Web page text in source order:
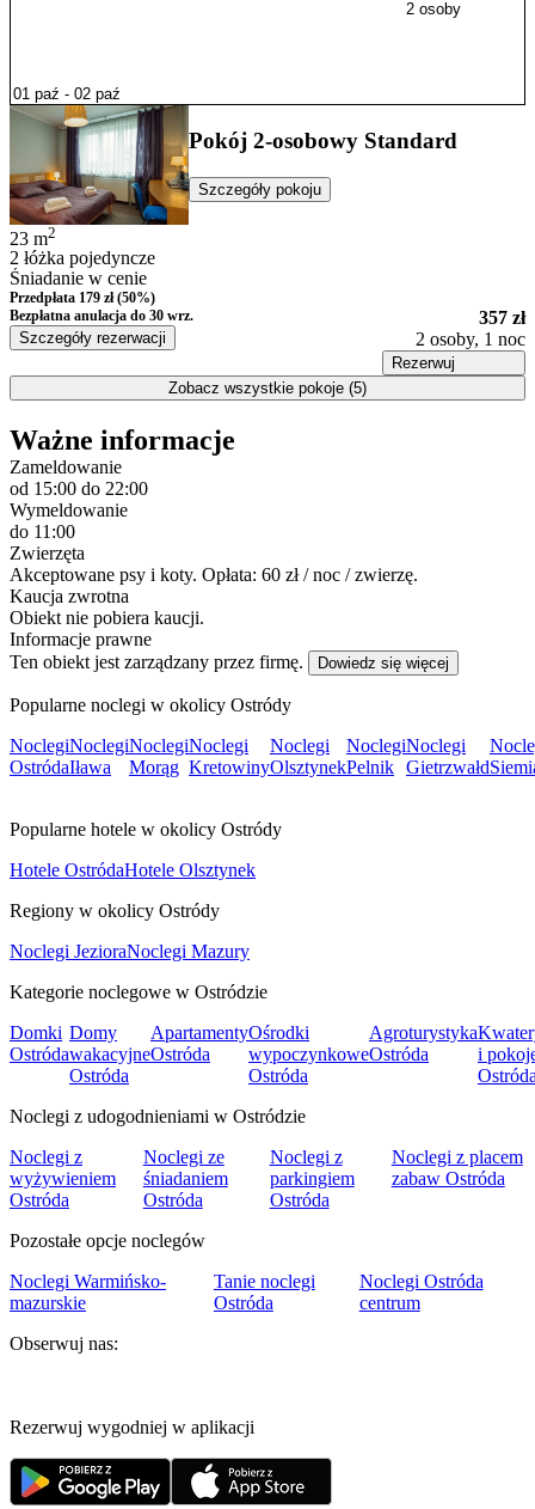
2 osoby
Pokój 2-osobowy Standard
Szczegóły pokoju
23 m2
2 łóżka pojedyncze
Śniadanie w cenie
Przedpłata 179 zł (50%)
Bezpłatna anulacja do 30 wrz.
Szczegóły rezerwacji
357 zł
2 osoby, 1 noc
Rezerwuj
Zobacz wszystkie pokoje (5)
Ważne informacje
Zameldowanie
od 15:00 do 22:00
Wymeldowanie
do 11:00
Zwierzęta
Akceptowane psy i koty. Opłata: 60 zł / noc / zwierzę.
Kaucja zwrotna
Obiekt nie pobiera kaucji.
Informacje prawne
Ten obiekt jest zarządzany przez firmę.
Dowiedz się więcej
Popularne noclegi w okolicy Ostródy
Noclegi
Ostróda
Noclegi
Iława
Noclegi
Morąg
Noclegi
Kretowiny
Noclegi
Olsztynek
Noclegi
Pelnik
Noclegi
Gietrzwałd
Popularne hotele w okolicy Ostródy
Hotele OstródaHotele Olsztynek
Regiony w okolicy Ostródy
Noclegi JezioraNoclegi Mazury
Kategorie noclegowe w Ostródzie
Domki
Ostróda
Domy
wakacyjne
Ostróda
Apartamenty
Ostróda
Ośrodki
wypoczynkowe
Ostróda
Agroturystyka
Ostróda
i
Noclegi z udogodnieniami w Ostródzie
Noclegi z
wyżywieniem
Ostróda
Noclegi ze
śniadaniem
Ostróda
Noclegi z
parkingiem
Ostróda
Noclegi z placem
zabaw Ostróda
Pozostałe opcje noclegów
Noclegi Warmińsko-
mazurskie
Tanie noclegi
Ostróda
Noclegi Ostróda
centrum
Obserwuj nas:
Rezerwuj wygodniej w aplikacji